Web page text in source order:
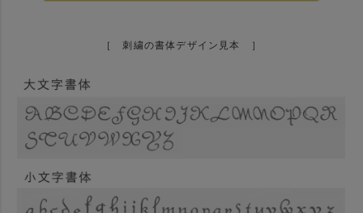
［ 刺繍の書体デザイン見本 ］